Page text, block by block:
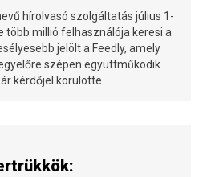
hírolvasó szolgáltatás július 1-
több millió felhasználója keresi a
jelölt a Feedly, amely
szépen együttműködik
kérdőjel körülötte.